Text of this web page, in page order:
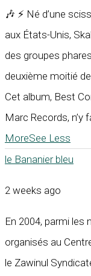
🎶 ⚡ Né d’une
aux États-Unis,
des groupes
deuxième moitié
Cet album, Best
Marc Records, n’y
MoreSee Less
le Bananier bleu
2 weeks ago
En 2004, parmi
organisés au
le Zawinul